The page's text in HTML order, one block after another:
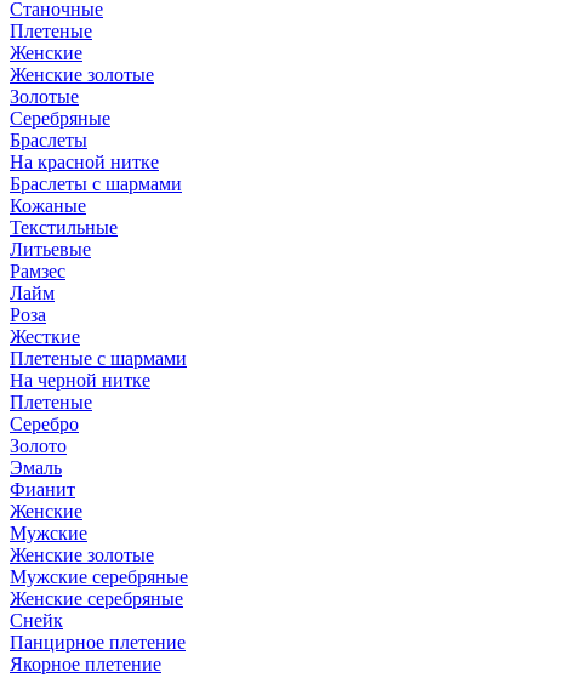
Станочные
Плетеные
Женские
Женские золотые
Золотые
Серебряные
Браслеты
На красной нитке
Браслеты с шармами
Кожаные
Текстильные
Литьевые
Рамзес
Лайм
Роза
Жесткие
Плетеные с шармами
На черной нитке
Плетеные
Серебро
Золото
Эмаль
Фианит
Женские
Мужские
Женские золотые
Мужские серебряные
Женские серебряные
Снейк
Панцирное плетение
Якорное плетение